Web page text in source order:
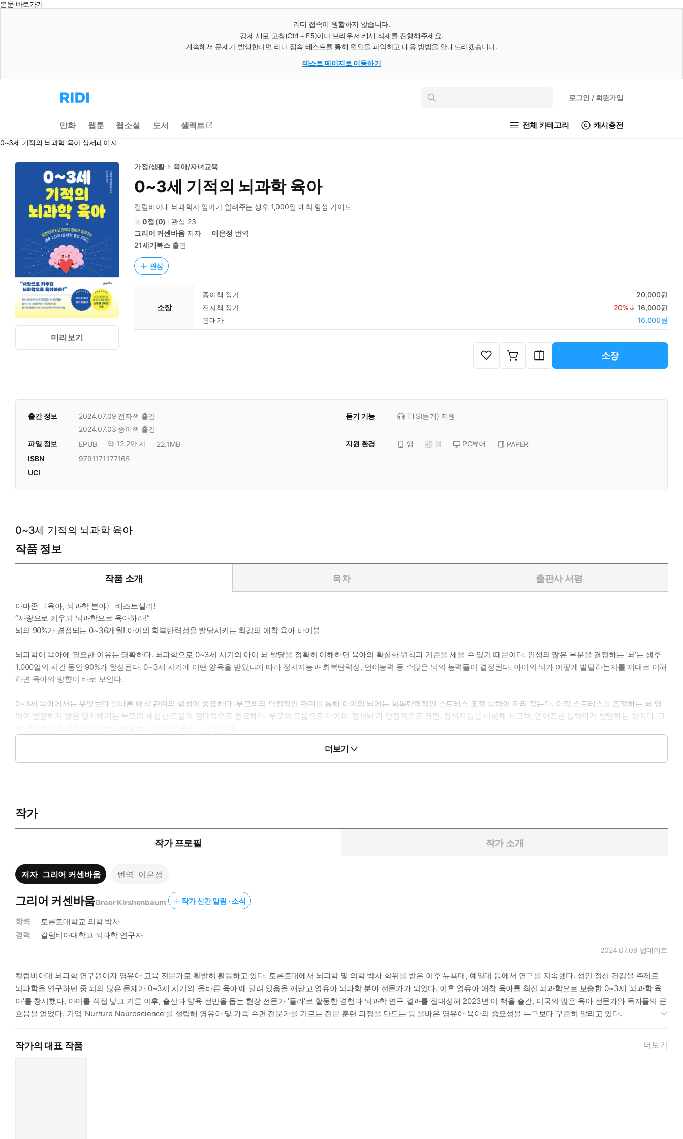
본문 바로가기
리디 접속이 원활하지 않습니다.
강제 새로 고침(Ctrl + F5)이나 브라우저 캐시 삭제를 진행해주세요.
계속해서 문제가 발생한다면 리디 접속 테스트를 통해 원인을 파악하고 대응 방법을 안내드리겠습니다.
테스트 페이지로 이동하기
리
디
으
로
동
인
로그인 / 회원가입
만화 웹툰 웹소설 도서 셀렉트 전체 카테고리 캐시충전
0~3세 기적의 뇌과학 육아 상세페이지
미리보기
가정/생활 육아/자녀교육
0~3세 기적의 뇌과학 육아
컬럼비아대 뇌과학자 엄마가 알려주는 생후 1,000일 애착 형성 가이드
0
(0) 관심 23
그리어 커센바움저자 이은정 번역
21세기북스 출판
관심
소장
종이책 정가
20,000원
전자책 정가
20%↓ 16,000원
판매가
16,000원
소장
출간 정보 2024.07.09 전자책 출간
2024.07.03 종이책 출간
듣기 기능 TTS(듣기) 지원
파일 정보 EPUB 약 12.2만 자 22.1MB 지원 환경 앱 웹 PC뷰어
PAPER
ISBN
9791171177165
UCI
-
0~3세 기적의 뇌과학 육아
작품 정보
작품 소개 목차 출판사 서평
아마존 〈육아, 뇌과학 분야〉 베스트셀러!
“사랑으로 키우되 뇌과학으로 육아하라!”
뇌의 90%가 결정되는 0~36개월! 아이의 회복탄력성을 발달시키는 최강의 애착 육아 바이블
뇌과학이 육아에 필요한 이유는 명확하다. 뇌과학으로 0~3세 시기의 아이 뇌 발달을 정확히 이해하면 육아의 확실한 원칙과 기준을 세울 수 있기 때문이다. 인생의 많은 부분을 결정하는 ‘뇌’는 생후
1,000일의 시간 동안 90%가 완성된다. 0~3세 시기에 어떤 양육을 받았냐에 따라 정서지능과 회복탄력성, 언어능력 등 수많은 뇌의 능력들이 결정된다. 아이의 뇌가 어떻게 발달하는지를 제대로 이해
하면 육아의 방향이 바로 보인다.
0~3세 육아에서는 무엇보다 올바른 애착 관계의 형성이 중요하다. 부모와의 안정적인 관계를 통해 아이의 뇌에는 회복탄력적인 스트레스 조절 능력이 자리 잡는다. 아직 스트레스를 조절하는 뇌 영
역이 발달하지 않은 영아에게는 부모의 세심한 도움이 절대적으로 필요하다. 부모의 도움으로 아이의 ‘정서뇌’가 안정적으로 크면, 정서지능을 비롯해 사고력, 언어표현 능력까지 발달하는 것이다. 그
어려운 이론을 이해하거나 복잡하게 실천할 필요는 없다. 아이의 신호에 적극적으로 반응하는 ‘공감 육아’의 태도가 가장 중요하다. 이 책의 저자는 컬럼비아대 뇌과학 박사이자 한 아이의 엄마로서,
뇌과학 육아의 핵심과 아이가 깨어 있을 때부터 잘 때까지, 부모가 하루 24시간 동안 마주할 상황별 육아 타이밍을 짚어냈다. 육아에 대한 30가지 오해까지 차례차례 깨부수는 이 책은, 막막한 실전
◎ 추천사
《0~3세 기적의 뇌과학 육아》는 부모가 아이의 회복탄력적인 뇌를 만들 수 있도록 돕고, 삶의 강력한 기반을 구축하는 법을 알려줍니다. 이 책은 아이의 정신 건강 향상을 도울 수 있습니다. 임신했
을 때, 아이를 처음 가졌을 때, 또는 아이가 다 자라서라도, 언제 읽어도 좋을 이 책에는 진정한 건강에 관한 내용이 담겨 있습니다.
- 아미르 레빈 박사, 컬럼비아대 정신과 교수
《0~3세 기적의 뇌과학 육아》는 부모에게 낡은 육아 관행을 버리고, 가장 중요한 것을 우선시할 수 있는 정확한 방향을 제공합니다. 이 책은 수년간의 뇌과학 연구에 기반한 육아의 정수를 아이와 함
께할 수 있는 실용적이고 변혁적인 방법으로 담았습니다.
뇌과학자이자 어머니인 저자 그리어 커센바움은 아이와 부모 모두의 두뇌 발달에 관한 감동적인 이야기를 엮어냅니다. 신경생물학의 최신 연구와 ‘공감 육아’ 같은 개념에 관한 이러한 통찰력은 그야
말로 금과옥조입니다. 《0~3세 기적의 뇌과학 육아》는 부모의 역할을 돌아볼 수 있는 영감을 줍니다.
- 오스카 세랄라흐 박사, 출산 및 양육 전문가
더보기
작가
작가 프로필 작가 소개
저자 그리어 커센바움 번역 이은정
그리어 커센바움Greer Kirshenbaum 작가 신간 알림 · 소식
학력
토론토대학교 의학 박사
경력
칼럼비아대학교 뇌과학 연구자
2024.07.09 업데이트
컬럼비아대 뇌과학 연구원이자 영유아 교육 전문가로 활발히 활동하고 있다. 토론토대에서 뇌과학 및 의학 박사 학위를 받은 이후 뉴욕대, 예일대 등에서 연구를 지속했다. 성인 정신 건강을 주제로
뇌과학을 연구하던 중 뇌의 많은 문제가 0~3세 시기의 '올바른 육아'에 달려 있음을 깨닫고 영유아 뇌과학 분야 전문가가 되었다. 이후 영유아 애착 육아를 최신 뇌과학으로 보충한 0~3세 '뇌과학 육
아'를 창시했다. 아이를 직접 낳고 기른 이후, 출산과 양육 전반을 돕는 현장 전문가 '둘라'로 활동한 경험과 뇌과학 연구 결과를 집대성해 2023년 이 책을 출간, 미국의 많은 육아 전문가와 독자들의 큰
호응을 얻었다. 기업 ‘Nurture Neuroscience’를 설립해 영유아 및 가족 수면 전문가를 기르는 전문 훈련 과정을 만드는 등 올바은 영유아 육아의 중요성을 누구보다 꾸준히 알리고 있다.
작가의 대표 작품 더보기